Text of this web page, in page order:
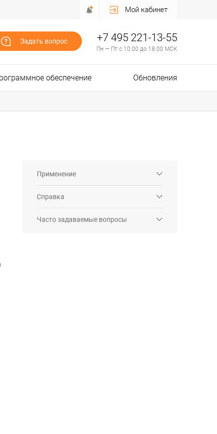
Мой кабинет
Задать вопрос +7 495 221-13-55
Пн — Пт с 10:00 до 18:00 МСК
обеспечение Обновления
Применение
Справка
Часто задаваемые вопросы